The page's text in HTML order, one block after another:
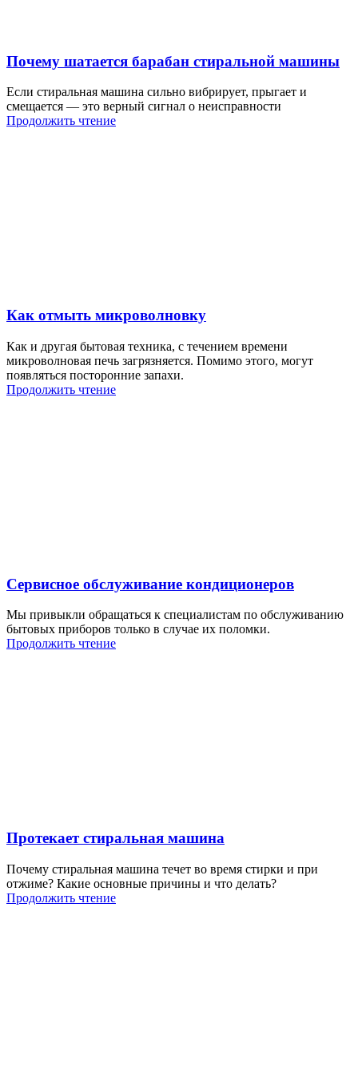
Почему шатается барабан стиральной машины
Если стиральная машина сильно вибрирует, прыгает и
смещается — это верный сигнал о неисправности
Продолжить чтение
Как отмыть микроволновку
Как и другая бытовая техника, с течением времени
микроволновая печь загрязняется. Помимо этого, могут
появляться посторонние запахи.
Продолжить чтение
Сервисное обслуживание кондиционеров
Мы привыкли обращаться к специалистам по обслуживанию
бытовых приборов только в случае их поломки.
Продолжить чтение
Протекает стиральная машина
Почему стиральная машина течет во время стирки и при
отжиме? Какие основные причины и что делать?
Продолжить чтение